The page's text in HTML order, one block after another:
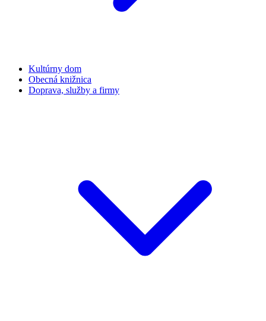
Kultúrny dom
Obecná knižnica
Doprava, služby a firmy